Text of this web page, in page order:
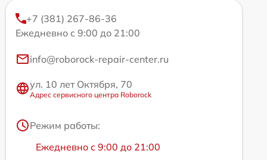
+7 (381) 267-86-36
Ежедневно с 9:00 до 21:00
info@roborock-repair-center.ru
ул. 10 лет Октября, 70
Адрес сервисного центра Roborock
Режим работы:
Ежедневно с 9:00 до 21:00